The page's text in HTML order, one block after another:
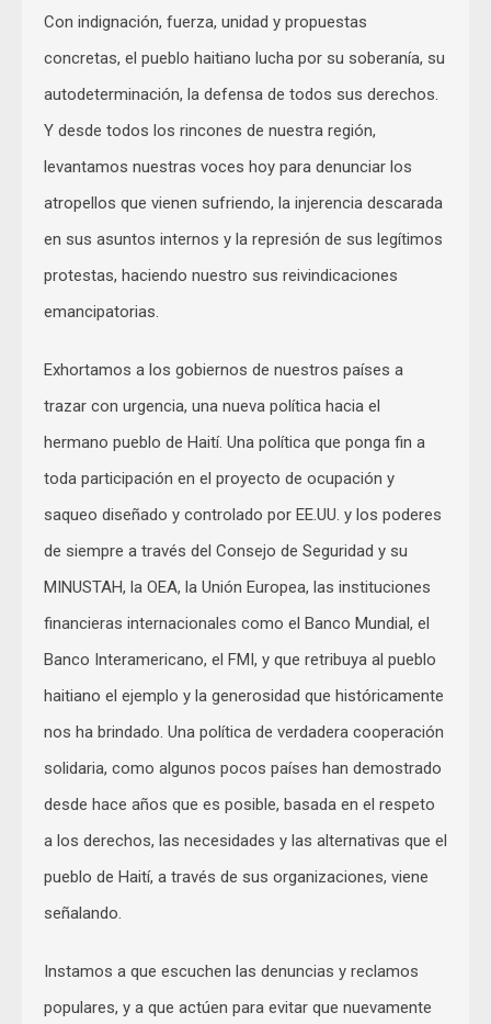
Con indignación, fuerza, unidad y propuestas
concretas, el pueblo haitiano lucha por su soberanía, su
autodeterminación, la defensa de todos sus derechos.
Y desde todos los rincones de nuestra región,
levantamos nuestras voces hoy para denunciar los
atropellos que vienen sufriendo, la injerencia descarada
en sus asuntos internos y la represión de sus legítimos
protestas, haciendo nuestro sus reivindicaciones
emancipatorias.
Exhortamos a los gobiernos de nuestros países a
trazar con urgencia, una nueva política hacia el
hermano pueblo de Haití. Una política que ponga fin a
toda participación en el proyecto de ocupación y
saqueo diseñado y controlado por EE.UU. y los poderes
de siempre a través del Consejo de Seguridad y su
MINUSTAH, la OEA, la Unión Europea, las instituciones
financieras internacionales como el Banco Mundial, el
Banco Interamericano, el FMI, y que retribuya al pueblo
haitiano el ejemplo y la generosidad que históricamente
nos ha brindado. Una política de verdadera cooperación
solidaria, como algunos pocos países han demostrado
desde hace años que es posible, basada en el respeto
a los derechos, las necesidades y las alternativas que el
pueblo de Haití, a través de sus organizaciones, viene
señalando.
Instamos a que escuchen las denuncias y reclamos
populares, y a que actúen para evitar que nuevamente